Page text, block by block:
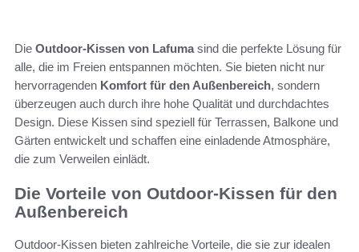
Die Outdoor-Kissen von Lafumasind die perfekte Lösung für
alle, die im Freien entspannen möchten. Sie bieten nicht nur
hervorragenden Komfort für den Außenbereich, sondern
überzeugen auch durch ihre hohe Qualität und durchdachtes
Design. Diese Kissen sind speziell für Terrassen, Balkone und
Gärten entwickelt und schaffen eine einladende Atmosphäre,
die zum Verweilen einlädt.
Die Vorteile von Outdoor-Kissen für den
Außenbereich
Outdoor-Kissen bieten zahlreiche Vorteile, die sie zur idealen